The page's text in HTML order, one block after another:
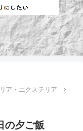
ア・エクステリア
の夕ご飯